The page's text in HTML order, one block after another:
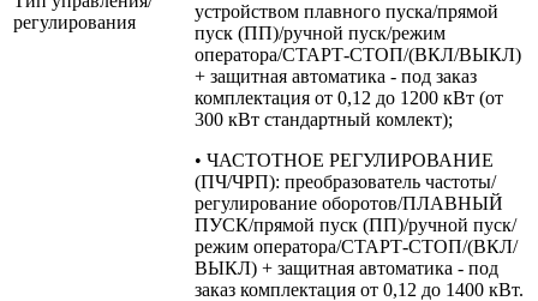
регулирования
устройством плавного пуска/прямой
пуск (ПП)/ручной пуск/режим
оператора/СТАРТ-СТОП/(ВКЛ/ВЫКЛ)
+ защитная автоматика - под заказ
комплектация от 0,12 до 1200 кВт (от
300 кВт стандартный комлект);
• ЧАСТОТНОЕ РЕГУЛИРОВАНИЕ
(ПЧ/ЧРП): преобразователь частоты/
регулирование оборотов/ПЛАВНЫЙ
ПУСК/прямой пуск (ПП)/ручной пуск/
режим оператора/СТАРТ-СТОП/(ВКЛ/
ВЫКЛ) + защитная автоматика - под
заказ комплектация от 0,12 до 1400 кВт.